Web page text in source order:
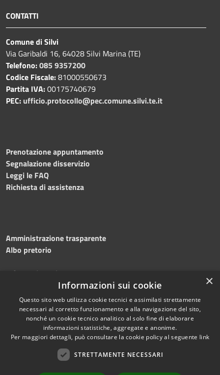
CONTATTI
Comune di Silvi
Via Garibaldi 16, 64028 Silvi Marina (TE)
Telefono:085 9357200
Codice Fiscale:81000550673
Partita IVA:00175740679
PEC: ufficio.protocollo@pec.comune.silvi.te.it
Prenotazione appuntamento
Segnalazione disservizio
Leggi le FAQ
Richiesta di assistenza
Amministrazione trasparente
Albo pretorio
Informativa privacy
Dichiarazione di accessibilità
Copyright © 2026 • Comune di
Silvi • Powered by
×
Informazioni sui cookie
Questo sito web utilizza cookie tecnici e assimilati strettamente
necessari al corretto funzionamento e alla navigazione del sito,
nonché un cookie tecnico analitico al solo fine di elaborare
informazioni statistiche, aggregate e anonime.
Per maggiori dettagli, può consultare la cookie policy al seguente link
STRETTAMENTE NECESSARI